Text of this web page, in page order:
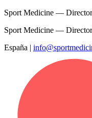
Sport Medicine —
Sport Medicine —
España |